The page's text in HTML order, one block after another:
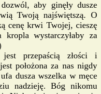
aby ginęły dusze
Twoją najświętszą. O
cenę krwi Twojej, cieszę
wystarczyłaby za
przepaścią złości i
położona za nas nigdy
dusza wszelka w męce
nadzieję. Bóg nikomu